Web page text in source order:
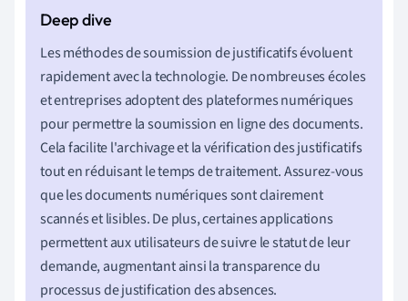
Les méthodes de soumission de justificatifs évoluent
rapidement avec la technologie. De nombreuses écoles
et entreprises adoptent des plateformes numériques
pour permettre la soumission en ligne des documents.
Cela facilite l'archivage et la vérification des justificatifs
tout en réduisant le temps de traitement. Assurez-vous
que les documents numériques sont clairement
scannés et lisibles. De plus, certaines applications
permettent aux utilisateurs de suivre le statut de leur
demande, augmentant ainsi la transparence du
processus de justification des absences.